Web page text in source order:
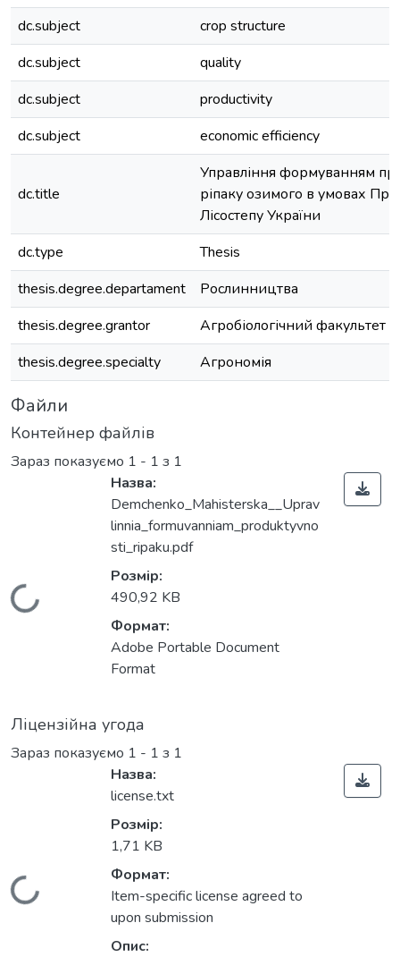
dc.subject
crop structure
dc.subject
quality
dc.subject
productivity
dc.subject
economic efficiency
dc.title
Управління формуванням
ріпаку озимого в умовах
Лісостепу України
dc.type
Thesis
thesis.degree.departament
Рослинництва
thesis.degree.grantor
Агробіологічний факультет
thesis.degree.specialty
Агрономія
Файли
Контейнер файлів
Зараз показуємо 1 - 1 з 1
Вантажиться...
Назва:
Demchenko_Mahisterska__Uprav
linnia_formuvanniam_produktyvno
sti_ripaku.pdf
Розмір:
490,92 KB
Формат:
Adobe Portable Document
Format
Ліцензійна угода
Зараз показуємо 1 - 1 з 1
Вантажиться...
Назва:
license.txt
Розмір:
1,71 KB
Формат:
Item-specific license agreed to
upon submission
Опис: